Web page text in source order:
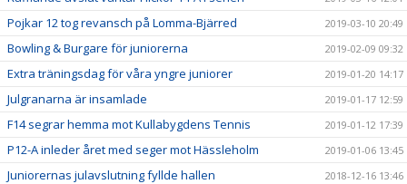
Pojkar 12 tog revansch på Lomma-Bjärred 2019-03-10 20:49
Bowling & Burgare för juniorerna 2019-02-09 09:32
Extra träningsdag för våra yngre juniorer 2019-01-20 14:17
Julgranarna är insamlade 2019-01-17 12:59
F14 segrar hemma mot Kullabygdens Tennis 2019-01-12 17:39
P12-A inleder året med seger mot Hässleholm 2019-01-06 13:45
Juniorernas julavslutning fyllde hallen 2018-12-16 13:46